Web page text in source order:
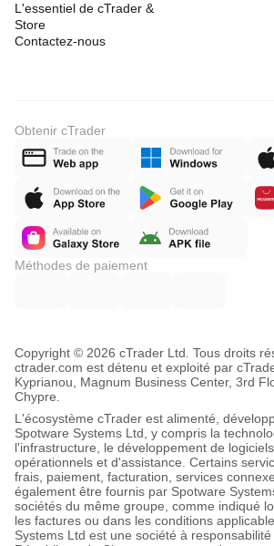
L'essentiel de cTrader &
Store
Contactez-nous
Obtenir cTrader
Méthodes de paiement
Copyright © 2026 cTrader Ltd. Tous droits
ctrader.com est détenu et exploité par
Kyprianou, Magnum Business Center, 3rd
Chypre.
L'écosystème cTrader est alimenté,
Spotware Systems Ltd, y compris la
l'infrastructure, le développement de
opérationnels et d'assistance. Certains
frais, paiement, facturation, services
également être fournis par Spotware
sociétés du même groupe, comme indiqué
les factures ou dans les conditions
Systems Ltd est une société à